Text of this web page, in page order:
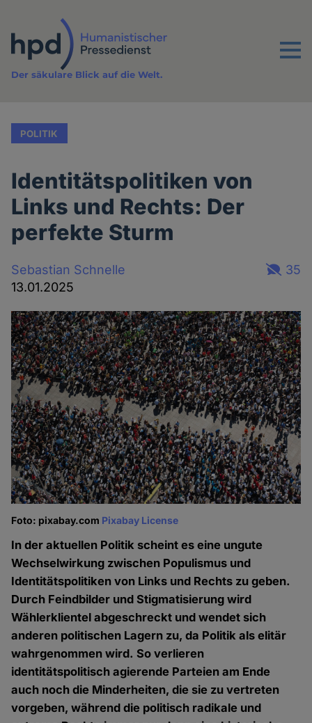
Inhalt
Menu
Der säkulare Blick auf die Welt.
POLITIK
Identitätspolitiken von
Links und Rechts: Der
perfekte Sturm
Sebastian Schnelle
13.01.2025
35
Foto: pixabay.com Pixabay License
In der aktuellen Politik scheint es eine ungute
Wechselwirkung zwischen Populismus und
Identitätspolitiken von Links und Rechts zu geben.
Durch Feindbilder und Stigmatisierung wird
Wählerklientel abgeschreckt und wendet sich
anderen politischen Lagern zu, da Politik als elitär
wahrgenommen wird. So verlieren
identitätspolitisch agierende Parteien am Ende
auch noch die Minderheiten, die sie zu vertreten
vorgeben, während die politisch radikale und